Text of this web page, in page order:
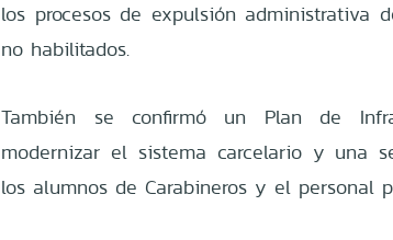
los procesos de expulsión administrativa
no habilitados.
También se confirmó un Plan de
modernizar el sistema carcelario y una
los alumnos de Carabineros y el personal